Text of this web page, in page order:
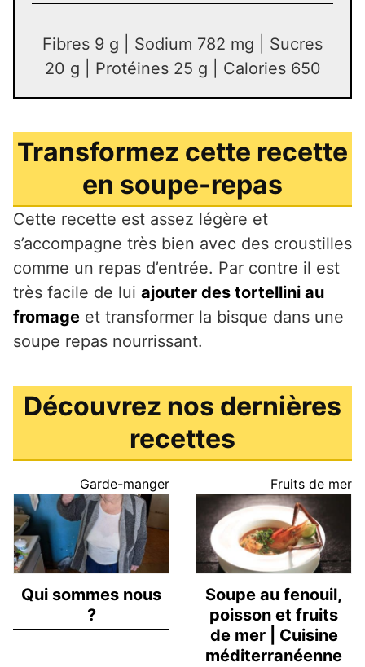
Fibres 9 g | Sodium 782 mg | Sucres
20 g | Protéines 25 g | Calories 650
Transformez cette recette
en soupe-repas
Cette recette est assez légère et
s’accompagne très bien avec des croustilles
comme un repas d’entrée. Par contre il est
très facile de lui ajouter des tortellini au
fromage et transformer la bisque dans une
soupe repas nourrissant.
Découvrez nos dernières
recettes
Garde-manger
Qui sommes nous
?
Fruits de mer
Soupe au fenouil,
poisson et fruits
de mer | Cuisine
méditerranéenne